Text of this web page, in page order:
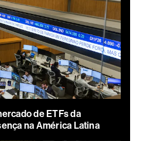
de ETFs da
na América Latina